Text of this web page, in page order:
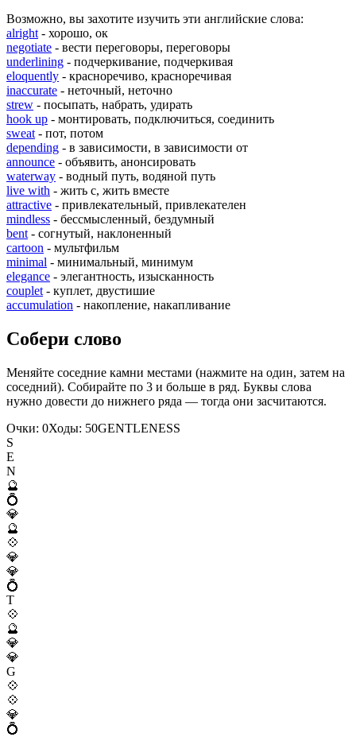
Возможно, вы захотите изучить эти английские слова:
alright - хорошо, ок
negotiate - вести переговоры, переговоры
underlining - подчеркивание, подчеркивая
eloquently - красноречиво, красноречивая
inaccurate - неточный, неточно
strew - посыпать, набрать, удирать
hook up - монтировать, подключиться, соединить
sweat - пот, потом
depending - в зависимости, в зависимости от
announce - объявить, анонсировать
waterway - водный путь, водяной путь
live with - жить с, жить вместе
attractive - привлекательный, привлекателен
mindless - бессмысленный, бездумный
bent - согнутый, наклоненный
cartoon - мультфильм
minimal - минимальный, минимум
elegance - элегантность, изысканность
couplet - куплет, двустишие
accumulation - накопление, накапливание
Собери слово
Меняйте соседние камни местами (нажмите на один, затем на
соседний). Собирайте по 3 и больше в ряд. Буквы слова
нужно довести до нижнего ряда — тогда они засчитаются.
Очки: 0Ходы: 50GENTLENESS
S
E
N
🔮
💍
💎
🔮
💠
💎
💎
💍
T
💠
🔮
💎
💎
G
💠
💠
💎
💍